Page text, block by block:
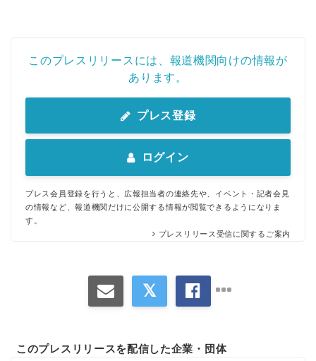
このプレスリリースには、報道機関向けの情報が
あります。
プレス登録
ログイン
プレス会員登録を行うと、広報担当者の連絡先や、イベント・記者会見
の情報など、報道機関だけに公開する情報が閲覧できるようになりま
す。
プレスリリース受信に関するご案内
このプレスリリースを配信した企業・団体